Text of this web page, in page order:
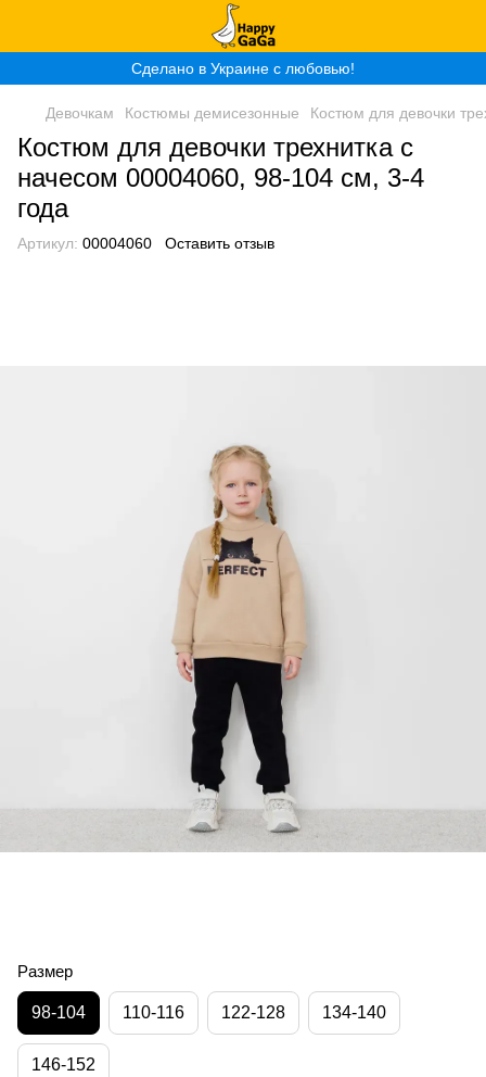
Сделано в Украине с любовью!
Девочкам Костюмы демисезонные Костюм для девочки
Костюм для девочки трехнитка с
начесом 00004060, 98-104 см, 3-4
года
Артикул: 00004060 Оставить отзыв
Размер
98-104 110-116 122-128 134-140
146-152